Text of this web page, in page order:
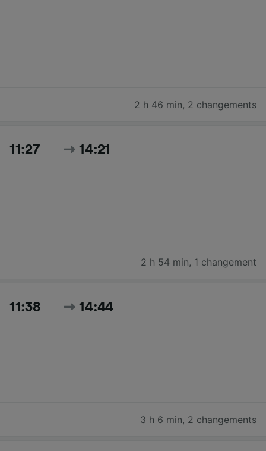
2 h 46 min, 2 changements
11:27 14:21
2 h 54 min, 1 changement
11:38 14:44
3 h 6 min, 2 changements